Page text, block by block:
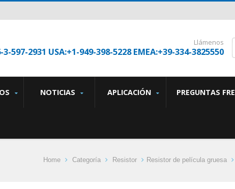
Llámenos
3-597-2931 USA:+1-949-398-5228 EMEA:+39-334-3825550
NOTICIAS APLICACIÓN PREGUNTAS
Home Categoría Resistor Resistor de película gruesa